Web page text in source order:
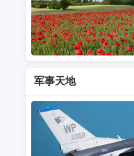
军事天地